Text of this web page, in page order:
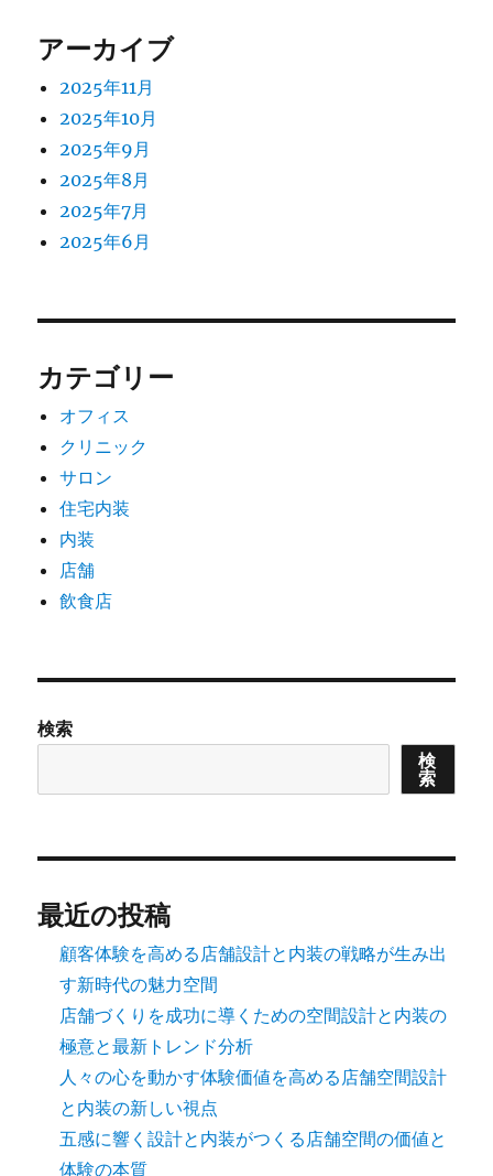
アーカイブ
2025年11月
2025年10月
2025年9月
2025年8月
2025年7月
2025年6月
カテゴリー
オフィス
クリニック
サロン
住宅内装
内装
店舗
飲食店
検索
検
索
最近の投稿
顧客体験を高める店舗設計と内装の戦略が生み出
す新時代の魅力空間
店舗づくりを成功に導くための空間設計と内装の
極意と最新トレンド分析
人々の心を動かす体験価値を高める店舗空間設計
と内装の新しい視点
五感に響く設計と内装がつくる店舗空間の価値と
体験の本質